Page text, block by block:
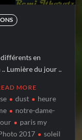
en
Lumière du jour ..
MORE
dust
heure
notre-dame-
paris my
2017
soleil